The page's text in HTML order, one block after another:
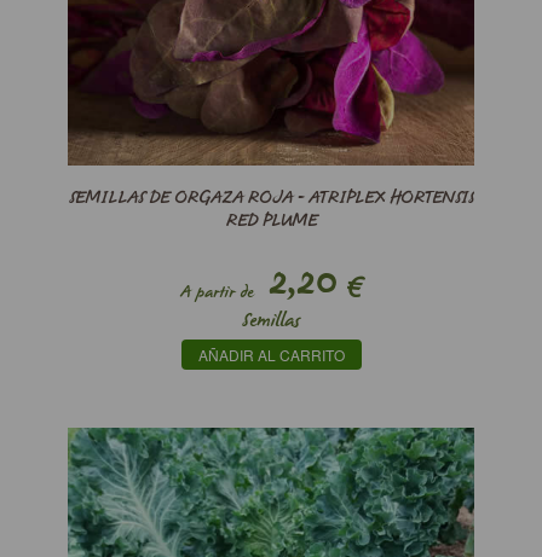
SEMILLAS DE ORGAZA ROJA - ATRIPLEX HORTENSIS
RED PLUME
A partir de2,20 €
Semillas
AÑADIR AL CARRITO